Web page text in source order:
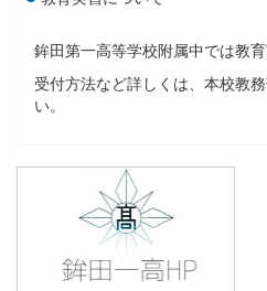
鉾田第一高等学校附属中では教
受付方法など詳しくは、本校教
い。